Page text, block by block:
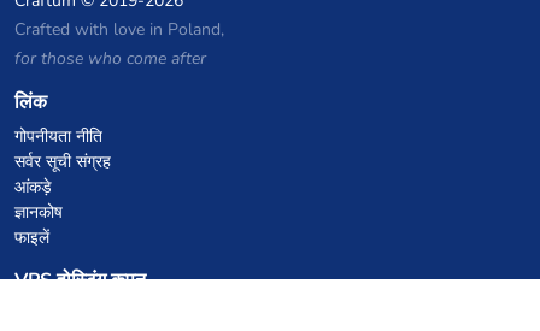
Crafted with love in Poland,
for those who come after
लिंक
गोपनीयता नीति
सर्वर सूची संग्रह
आंकड़े
ज्ञानकोष
फाइलें
VPS होस्टिंग कूपन